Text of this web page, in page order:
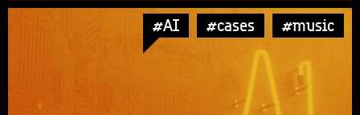
#AI #cases #music